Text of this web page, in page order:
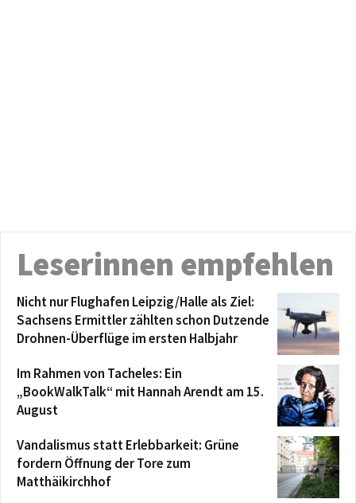
Leserinnen empfehlen
Nicht nur Flughafen Leipzig/Halle als Ziel:
Sachsens Ermittler zählten schon Dutzende
Drohnen-Überflüge im ersten Halbjahr
Im Rahmen von Tacheles: Ein
„BookWalkTalk“ mit Hannah Arendt am 15.
August
Vandalismus statt Erlebbarkeit: Grüne
fordern Öffnung der Tore zum
Matthäikirchhof